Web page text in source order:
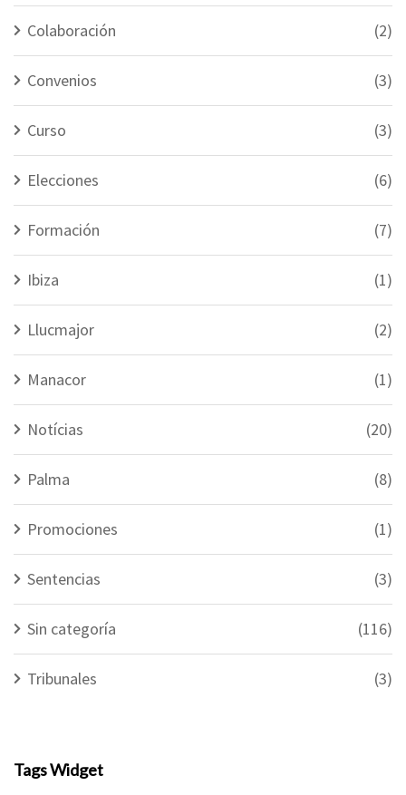
Colaboración (2)
Convenios (3)
Curso (3)
Elecciones (6)
Formación (7)
Ibiza (1)
Llucmajor (2)
Manacor (1)
Notícias (20)
Palma (8)
Promociones (1)
Sentencias (3)
Sin categoría (116)
Tribunales (3)
Tags Widget